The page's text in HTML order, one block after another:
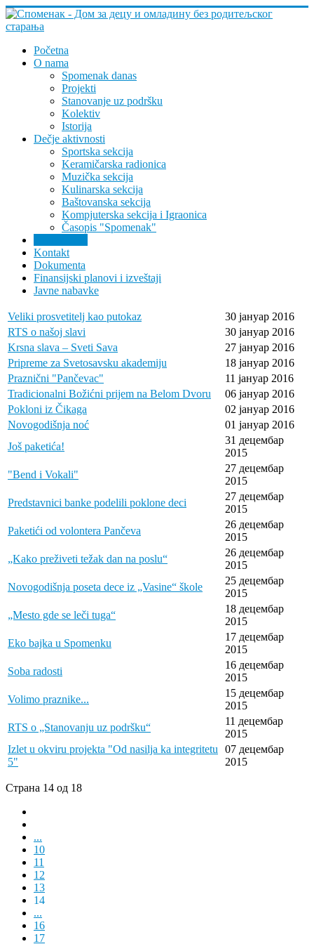
Početna
O nama
Spomenak danas
Projekti
Stanovanje uz podršku
Kolektiv
Istorija
Dečje aktivnosti
Sportska sekcija
Keramičarska radionica
Muzička sekcija
Kulinarska sekcija
Baštovanska sekcija
Kompjuterska sekcija i Igraonica
Časopis "Spomenak"
Kontakt
Dokumenta
Finansijski planovi i izveštaji
Javne nabavke
Veliki prosvetitelj kao putokaz
30 јануар 2016
RTS o našoj slavi
30 јануар 2016
Krsna slava – Sveti Sava
27 јануар 2016
Pripreme za Svetosavsku akademiju
18 јануар 2016
Praznični "Pančevac"
11 јануар 2016
Tradicionalni Božićni prijem na Belom Dvoru
06 јануар 2016
Pokloni iz Čikaga
02 јануар 2016
Novogodišnja noć
01 јануар 2016
Još paketića!
31 децембар
2015
"Bend i Vokali"
27 децембар
2015
Predstavnici banke podelili poklone deci
27 децембар
2015
Paketići od volontera Pančeva
26 децембар
2015
„Kako preživeti težak dan na poslu“
26 децембар
2015
Novogodišnja poseta dece iz „Vasine“ škole
25 децембар
2015
„Mesto gde se leči tuga“
18 децембар
2015
Eko bajka u Spomenku
17 децембар
2015
Soba radosti
16 децембар
2015
Volimo praznike...
15 децембар
2015
RTS o „Stanovanju uz podršku“
11 децембар
2015
Izlet u okviru projekta "Od nasilja ka integritetu
5"
07 децембар
2015
Страна 14 од 18
...
10
11
12
13
14
...
16
17